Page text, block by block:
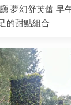
夢幻舒芙蕾 早
的甜點組合